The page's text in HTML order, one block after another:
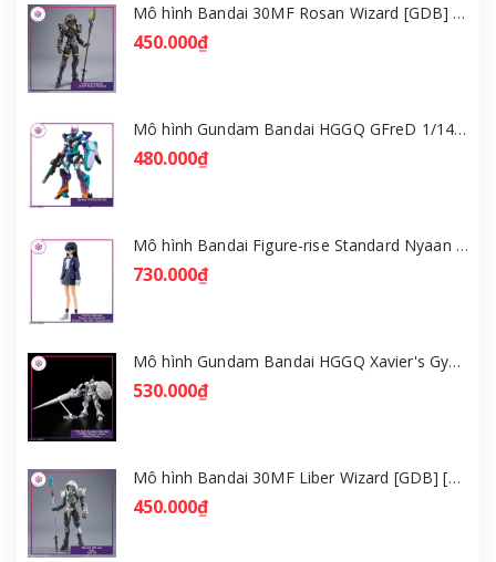
Mô hình Bandai 30MF Rosan Wizard [GDB] [30MF]
450.000₫
Mô hình Gundam Bandai HGGQ GFreD 1/144 [GDB] [BHG]
480.000₫
Mô hình Bandai Figure-rise Standard Nyaan - Gundam GQuuuuuuX [GDB] [FRS]
730.000₫
Mô hình Gundam Bandai HGGQ Xavier's Gyan Hakuji-Packs 1/144 [GDB] [BHG]
530.000₫
Mô hình Bandai 30MF Liber Wizard [GDB] [30MF]
450.000₫